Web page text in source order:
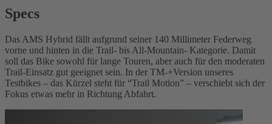
Specs
Das AMS Hybrid fällt aufgrund seiner 140 Millimeter Federweg
vorne und hinten in die Trail- bis All-Mountain- Kategorie. Damit
soll das Bike sowohl für lange Touren, aber auch für den moderaten
Trail-Einsatz gut geeignet sein. In der TM-+Version unseres
Testbikes – das Kürzel steht für “Trail Motion” – verschiebt sich der
Fokus etwas mehr in Richtung Abfahrt.